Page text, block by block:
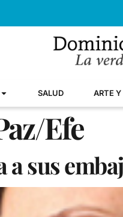
SALUD ARTE
Efe
a sus